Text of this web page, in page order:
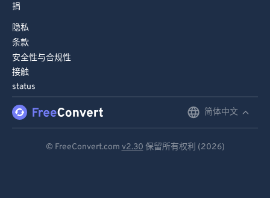
捐
隐私
条款
安全性与合规性
接触
status
简体中文
© FreeConvert.com v2.30 保留所有权利 (2026)